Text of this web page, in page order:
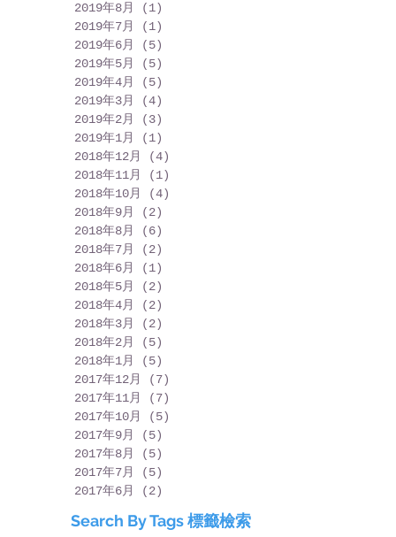
2019年8月
(1)
2019年7月
(1)
2019年6月
(5)
2019年5月
(5)
2019年4月
(5)
2019年3月
(4)
2019年2月
(3)
2019年1月
(1)
2018年12月
(4)
2018年11月
(1)
2018年10月
(4)
2018年9月
(2)
2018年8月
(6)
2018年7月
(2)
2018年6月
(1)
2018年5月
(2)
2018年4月
(2)
2018年3月
(2)
2018年2月
(5)
2018年1月
(5)
2017年12月
(7)
2017年11月
(7)
2017年10月
(5)
2017年9月
(5)
2017年8月
(5)
2017年7月
(5)
2017年6月
(2)
Search By Tags 標籤檢索